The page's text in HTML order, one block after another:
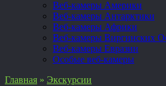
Веб-камеры Америки
Веб-камеры Антарктики
Веб-камеры Африки
Веб-камеры Виргинских
Веб-камеры Евразии
Особые веб-камеры
Главная » Экскурсии